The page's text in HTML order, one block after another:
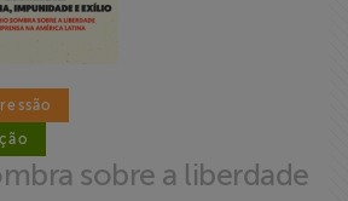
sobre a liberdade